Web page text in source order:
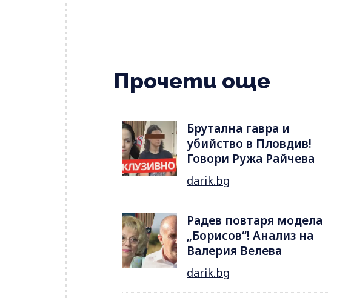
Прочети още
Брутална гавра и
убийство в Пловдив!
Говори Ружа Райчева
darik.bg
Радев повтаря модела
„Борисов“! Анализ на
Валерия Велева
darik.bg